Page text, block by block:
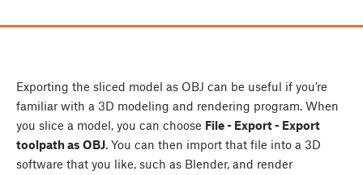
Exporting the sliced model as OBJ can be useful if you’re
familiar with a 3D modeling and rendering program. When
you slice a model, you can choose File - Export - Export
toolpath as OBJ. You can then import that file into a 3D
software that you like, such as Blender, and render